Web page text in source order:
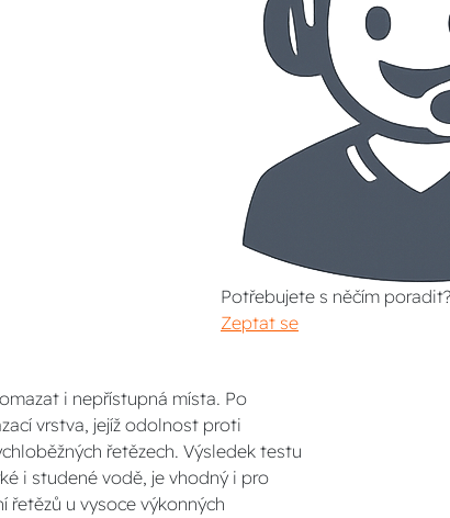
Potřebujete s něčím poradit?
Zeptat se
i nepřístupná místa. Po
vrstva, jejíž odolnost proti
řetězech. Výsledek testu
i studené vodě, je vhodný i pro
řetězů u vysoce výkonných